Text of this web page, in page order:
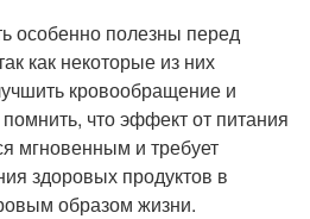
особенно полезны перед
как некоторые из них
кровообращение и
что эффект от питания
мгновенным и требует
здоровых продуктов в
образом жизни.